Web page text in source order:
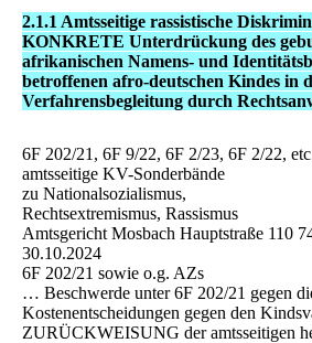
2.1.1 Amtsseitige rassistische
KONKRETE Unterdrückung des
afrikanischen Namens- und
betroffenen afro-deutschen Kindes in
Verfahrensbegleitung durch
6F 202/21, 6F 9/22, 6F 2/23, 6F 2/22,
amtsseitige KV-Sonderbände
zu Nationalsozialismus,
Rechtsextremismus, Rassismus
Amtsgericht Mosbach Hauptstraße 110
30.10.2024
6F 202/21 sowie o.g. AZs
… Beschwerde unter 6F 202/21 gegen
Kostenentscheidungen gegen den
ZURÜCKWEISUNG der amtsseitigen